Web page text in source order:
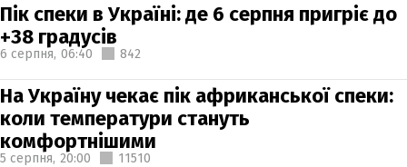
Пік спеки в Україні: де 6 серпня пригріє до
+38 градусів
6 серпня, 06:40 842
На Україну чекає пік африканської спеки:
коли температури стануть
комфортнішими
5 серпня, 20:00 11510